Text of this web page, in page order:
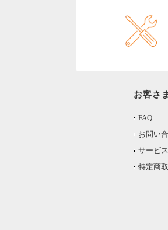
お客さ
FAQ
お問い
サービ
特定商